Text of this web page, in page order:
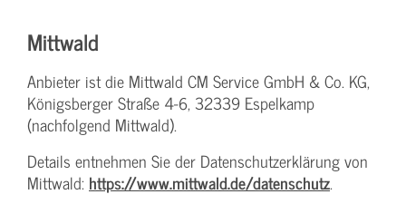
Mittwald
Anbieter ist die Mittwald CM Service GmbH & Co. KG,
Königsberger Straße 4-6, 32339 Espelkamp
(nachfolgend Mittwald).
Details entnehmen Sie der Datenschutzerklärung von
Mittwald: https://www.mittwald.de/datenschutz.